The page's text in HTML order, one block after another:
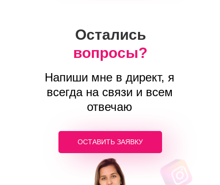
Напиши мне в директ, я
всегда на связи и всем
отвечаю
Остались
вопросы?
ОСТАВИТЬ ЗАЯВКУ